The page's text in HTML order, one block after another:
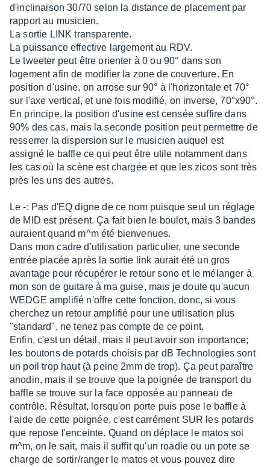
d'inclinaison 30/70 selon la distance de placement par
rapport au musicien.
La sortie LINK transparente.
La puissance effective largement au RDV.
Le tweeter peut être orienter à 0 ou 90° dans son
logement afin de modifier la zone de couverture. En
position d'usine, on arrose sur 90° à l'horizontale et 70°
sur l'axe vertical, et une fois modifié, on inverse, 70°x90°.
En principe, la position d'usine est censée suffire dans
90% des cas, mais la seconde position peut permettre de
resserrer la dispersion sur le musicien auquel est
assigné le baffle ce qui peut être utile notamment dans
les cas où la scène est chargée et que les zicos sont très
près les uns des autres.
Le -: Pas d'EQ digne de ce nom puisque seul un réglage
de MID est présent. Ça fait bien le boulot, mais 3 bandes
auraient quand m^m été bienvenues.
Dans mon cadre d'utilisation particulier, une seconde
entrée placée après la sortie link aurait été un gros
avantage pour récupérer le retour sono et le mélanger à
mon son de guitare à ma guise, mais je doute qu'aucun
WEDGE amplifié n'offre cette fonction, donc, si vous
cherchez un retour amplifié pour une utilisation plus
"standard", ne tenez pas compte de ce point.
Enfin, c'est un détail, mais il peut avoir son importance;
les boutons de potards choisis par dB Technologies sont
un poil trop haut (à peine 2mm de trop). Ça peut paraître
anodin, mais il se trouve que la poignée de transport du
baffle se trouve sur la face opposée au panneau de
contrôle. Résultat, lorsqu'on porte puis pose le baffle à
l'aide de cette poignée, c'est carrément SUR les potards
que repose l'enceinte. Quand on déplace le matos soi
m^m, on le sait, mais il suffit qu'un roadie ou un pote se
charge de sortir/ranger le matos et vous pouvez dire